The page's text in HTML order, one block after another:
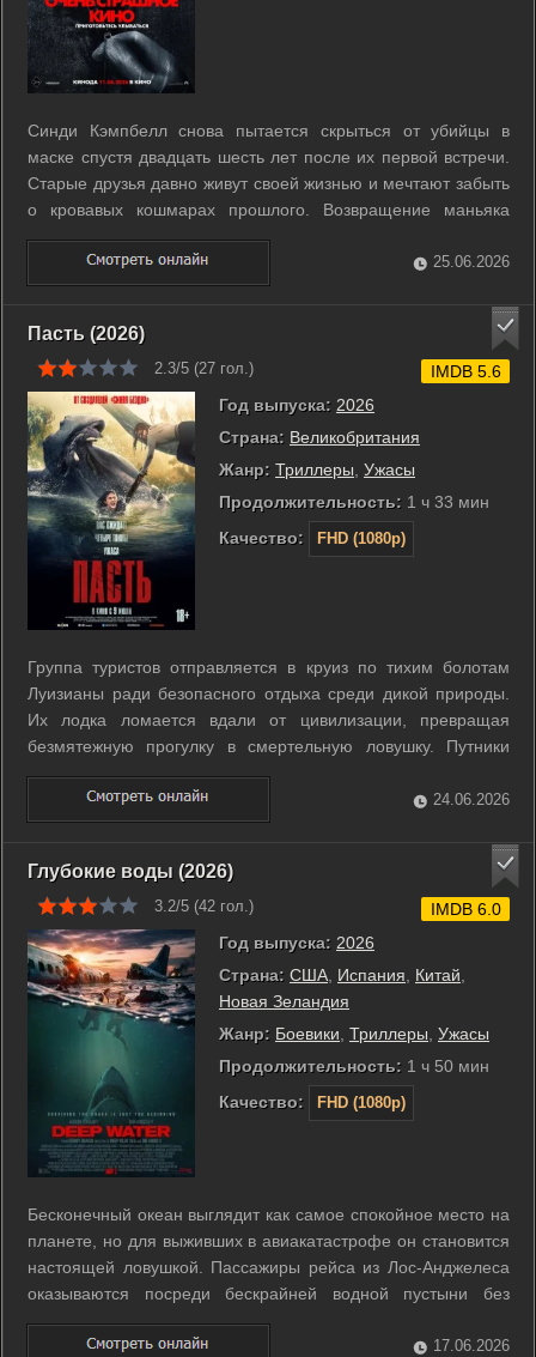
Синди Кэмпбелл снова пытается скрыться от убийцы в
маске спустя двадцать шесть лет после их первой встречи.
Старые друзья давно живут своей жизнью и мечтают забыть
о кровавых кошмарах прошлого. Возвращение маньяка
заставляет компанию вновь объединиться ради выживания.
К ним присоединяется Сара, взрослая дочь главной
героини. Теперь им нужно ...
25.06.2026
Пасть (2026)
2.3/5 (27 гол.)
Год выпуска: 2026
Страна: Великобритания
Жанр: Триллеры, Ужасы
Продолжительность: 1 ч 33 мин
Качество:
FHD (1080p)
IMDB 5.6
Группа туристов отправляется в круиз по тихим болотам
Луизианы ради безопасного отдыха среди дикой природы.
Их лодка ломается вдали от цивилизации, превращая
безмятежную прогулку в смертельную ловушку. Путники
осознают пугающий парадокс своего положения, когда
спокойные воды окрашиваются в тревожные тона.
Огромный и невероятно быстрый бегемот ...
24.06.2026
Глубокие воды (2026)
3.2/5 (42 гол.)
Год выпуска: 2026
Страна: США Испания Китай
Новая Зеландия
Жанр: Боевики Триллеры Ужасы
Продолжительность: 1 ч 50 мин
Качество:
FHD (1080p)
IMDB 6.0
Бесконечный океан выглядит как самое спокойное место на
планете, но для выживших в авиакатастрофе он становится
настоящей ловушкой. Пассажиры рейса из Лос-Анджелеса
оказываются посреди бескрайней водной пустыни без
шансов на скорое спасение. Обломки фюзеляжа служат
единственным укрытием для группы людей, вынужденных
17.06.2026